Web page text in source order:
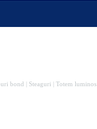
bond | Steaguri | Totem luminos